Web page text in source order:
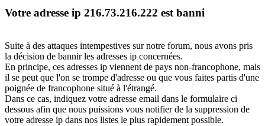
Votre adresse ip 216.73.216.222 est banni
Suite à des attaques intempestives sur notre forum, nous avons pris
la décision de bannir les adresses ip concernées.
En principe, ces adresses ip viennent de pays non-francophone, mais
il se peut que l'on se trompe d'adresse ou que vous faites partis d'une
poignée de francophone situé à l'étrangé.
Dans ce cas, indiquez votre adresse email dans le formulaire ci
dessous afin que nous puissions vous notifier de la suppression de
votre adresse ip dans nos listes le plus rapidement possible.